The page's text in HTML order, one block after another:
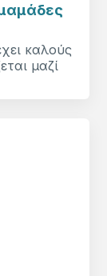
καλούς
μαζί